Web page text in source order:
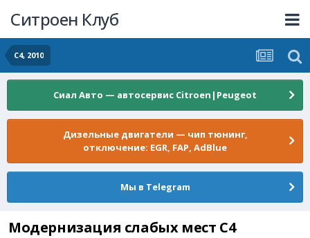
Ситроен Клуб
C4, 2010
Сиал Авто — автосервис Citroen|Peugeot
Дизельные двигатели — чип тюнинг,
отключение: EGR, FAP, AdBlue
Мы в Telegram
Модернизация слабых мест С4